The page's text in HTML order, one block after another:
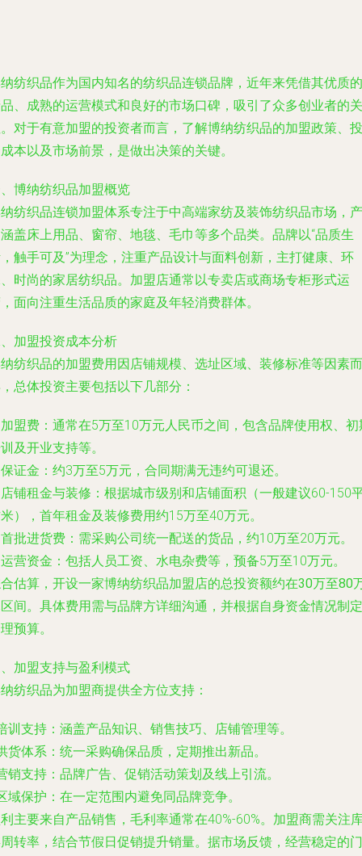
纺织品作为国内知名的纺织品连锁品牌，近年来凭借其优质的
、成熟的运营模式和良好的市场口碑，吸引了众多创业者的关
对于有意加盟的投资者而言，了解博纳纺织品的加盟政策、投
本以及市场前景，是做出决策的关键。
博纳纺织品加盟概览
纺织品连锁加盟体系专注于中高端家纺及装饰纺织品市场，产
盖床上用品、窗帘、地毯、毛巾等多个品类。品牌以“品质生
触手可及”为理念，注重产品设计与面料创新，主打健康、环
时尚的家居纺织品。加盟店通常以专卖店或商场专柜形式运
面向注重生活品质的家庭及年轻消费群体。
加盟投资成本分析
纺织品的加盟费用因店铺规模、选址区域、装修标准等因素而
总体投资主要包括以下几部分：
盟费：通常在5万至10万元人民币之间，包含品牌使用权、初
及开业支持等。
证金：约3万至5万元，合同期满无违约可退还。
铺租金与装修：根据城市级别和店铺面积（一般建议60-150
），首年租金及装修费用约15万至40万元。
批进货费：需采购公司统一配送的货品，约10万至20万元。
营资金：包括人员工资、水电杂费等，预备5万至10万元。
估算，开设一家博纳纺织品加盟店的总投资额约在30万至80
区间。具体费用需与品牌方详细沟通，并根据自身资金情况制定
预算。
加盟支持与盈利模式
纺织品为加盟商提供全方位支持：
训支持：涵盖产品知识、销售技巧、店铺管理等。
货体系：统一采购确保品质，定期推出新品。
销支持：品牌广告、促销活动策划及线上引流。
域保护：在一定范围内避免同品牌竞争。
主要来自产品销售，毛利率通常在40%-60%。加盟商需关注
转率，结合节假日促销提升销量。据市场反馈，经营稳定的门